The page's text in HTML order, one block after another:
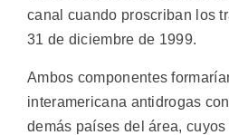
canal cuando proscriban los
31 de diciembre de 1999.
Ambos componentes
interamericana antidrogas
demás países del área,